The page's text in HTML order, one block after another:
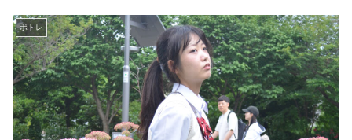
ポトレ